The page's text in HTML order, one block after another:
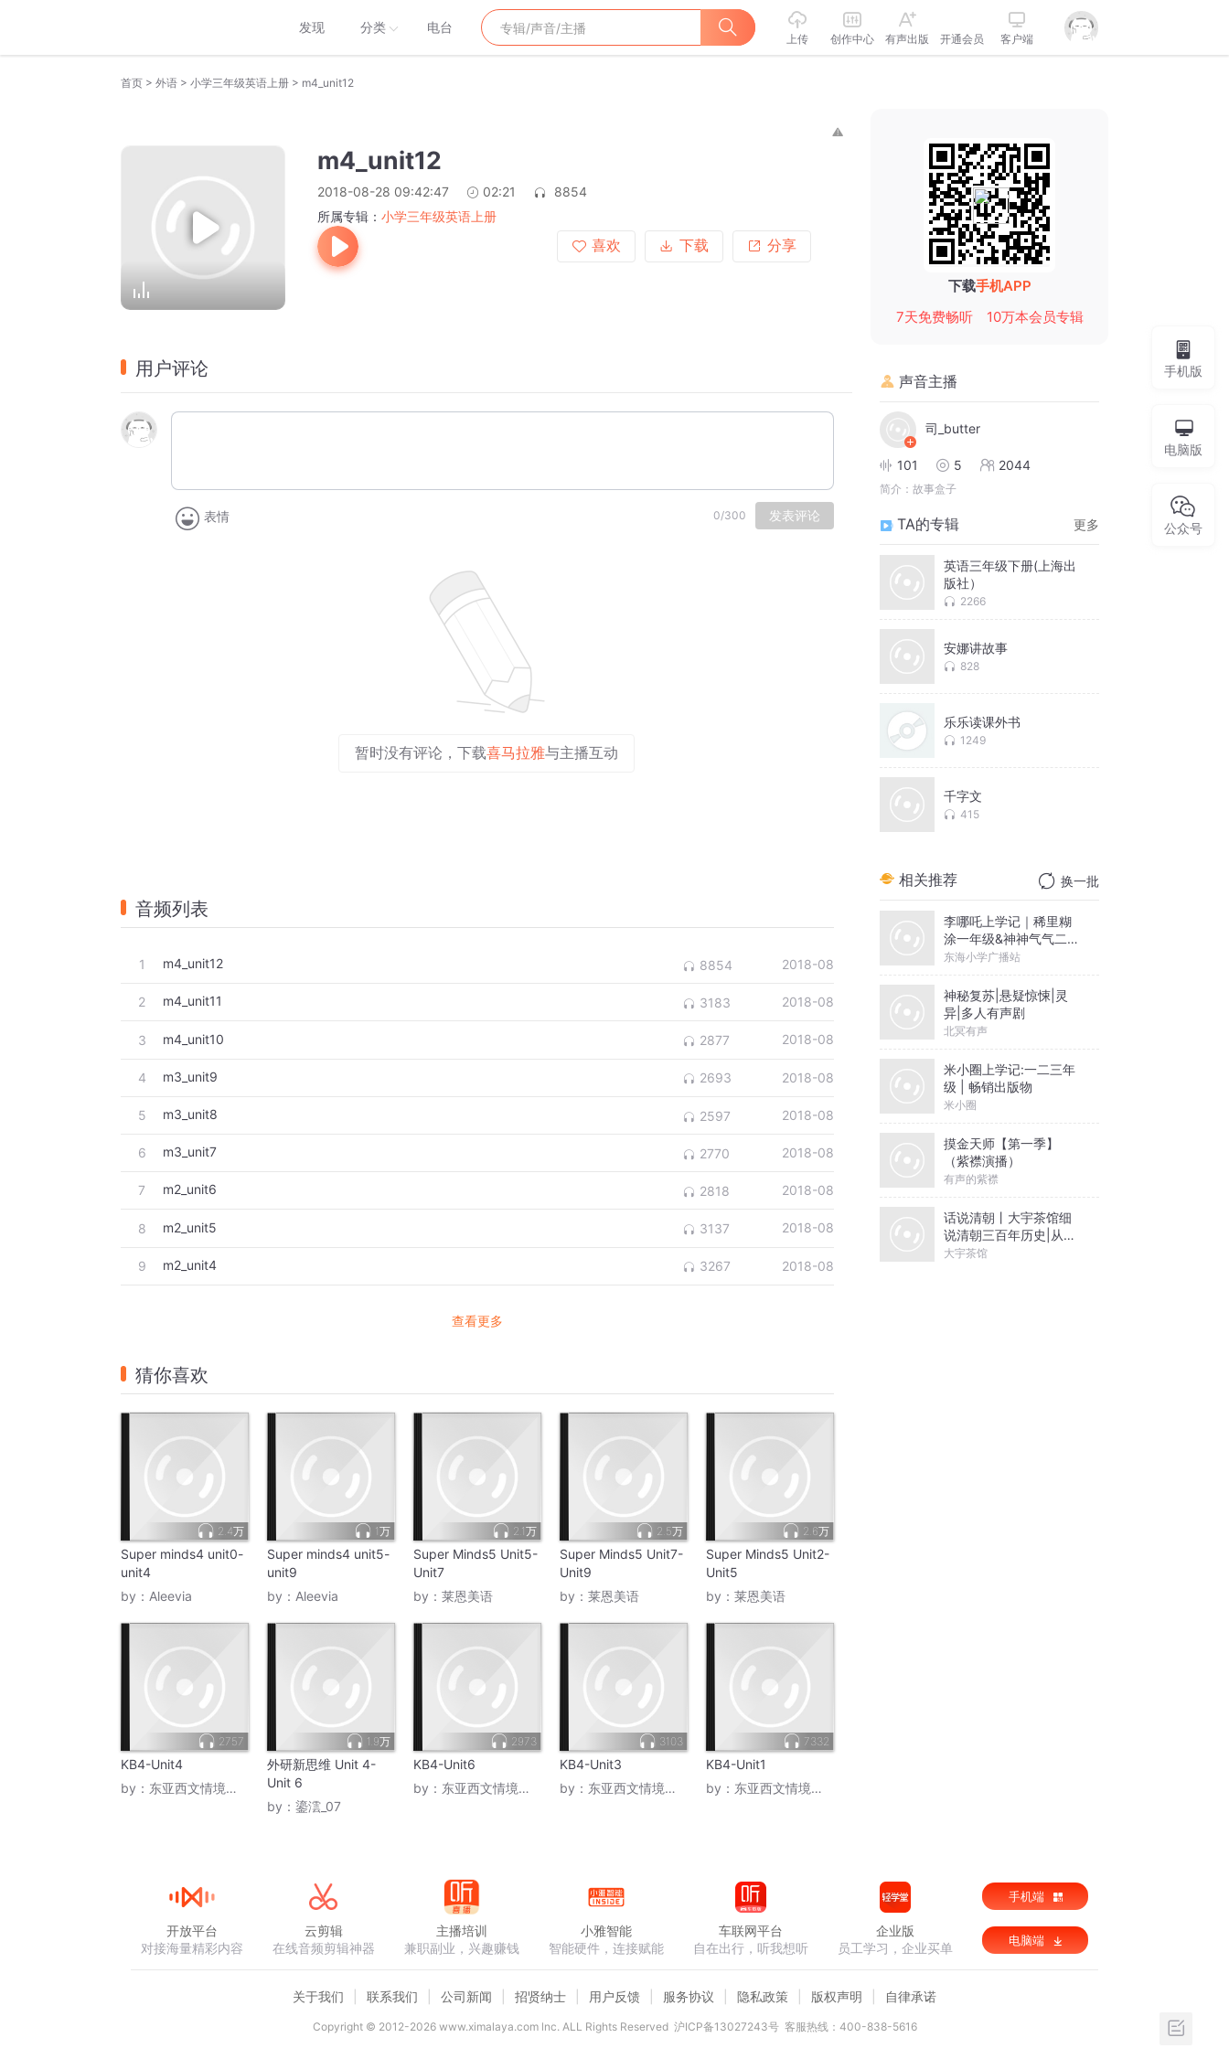
发现 分类 电台
上传 创作中心 有声出版 开通会员 客户端
首页 > 外语 > 小学三年级英语上册 > m4_unit12
m4_unit12
2018-08-28 09:42:47 02:21
8854
所属专辑： 小学三年级英语上册
喜欢
下载 分享
用户评论
表情 0/300 发表评论
暂时没有评论，下载喜马拉雅与主播互动
音频列表
1 m4_unit12 8854 2018-08
2 m4_unit11 3183 2018-08
3 m4_unit10 2877 2018-08
4 m3_unit9 2693 2018-08
5 m3_unit8 2597 2018-08
6 m3_unit7 2770 2018-08
7 m2_unit6 2818 2018-08
8 m2_unit5 3137 2018-08
9 m2_unit4 3267 2018-08
查看更多
猜你喜欢
2.4万
Super minds4 unit0-
unit4
by： Aleevia
1万
Super minds4 unit5-
unit9
by： Aleevia
2.1万
Super Minds5 Unit5-
Unit7
by： 莱恩美语
2.5万
Super Minds5 Unit7-
Unit9
by： 莱恩美语
2.6万
Super Minds5 Unit2-
Unit5
by： 莱恩美语
2757
KB4-Unit4
by： 东亚西文情境英语
1.9万
外研新思维 Unit 4-
Unit 6
by： 鎏澐_07
2973
KB4-Unit6
by： 东亚西文情境英语
3103
KB4-Unit3
by： 东亚西文情境英语
7332
KB4-Unit1
by： 东亚西文情境英语
下载手机APP
7天免费畅听
10万本会员专辑
声音主播
司_butter
101 5 2044
简介： 故事盒子
TA的专辑 更多
英语三年级下册(上海出
版社）
2266
安娜讲故事
828
乐乐读课外书
1249
千字文
415
相关推荐 换一批
李哪吒上学记｜稀里糊
涂一年级&神神气气二年
级
东海小学广播站
神秘复苏|悬疑惊悚|灵
异|多人有声剧
北冥有声
米小圈上学记:一二三年
级 | 畅销出版物
米小圈
摸金天师【第一季】
（紫襟演播）
有声的紫襟
话说清朝丨大宇茶馆细
说清朝三百年历史|从努
尔哈赤到末代皇帝溥仪|
大宇茶馆
手机版
电脑版
公众号
开放平台
对接海量精彩内容
云剪辑
在线音频剪辑神器
主播培训
兼职副业，兴趣赚钱
小雅智能
智能硬件，连接赋能
车联网平台
自在出行，听我想听
企业版
员工学习，企业买单
手机端
电脑端
关于我们 联系我们 公司新闻 招贤纳士 用户反馈 服务协议 隐私政策 版权声明 自律承诺
Copyright © 2012-2026www.ximalaya.com lnc. ALL Rights Reserved 沪ICP备13027243号 客服热线：400-838-5616